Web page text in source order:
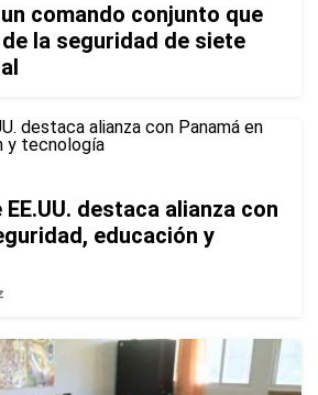
comando conjunto que
la seguridad de siete
destaca alianza con
educación y